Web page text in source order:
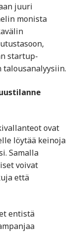
juuri
monista
startup-
ovat
löytää keinoja
Samalla
voivat
että
entistä